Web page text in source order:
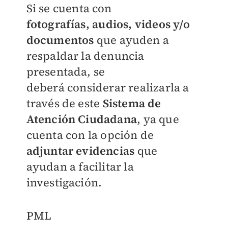
Si se cuenta con
fotografías, audios, videos y/o
documentos que ayuden a
respaldar la denuncia
presentada, se
deberá considerar realizarla a
través de este Sistema de
Atención Ciudadana, ya que
cuenta con la opción de
adjuntar evidencias que
ayudan a facilitar la
investigación.
PML